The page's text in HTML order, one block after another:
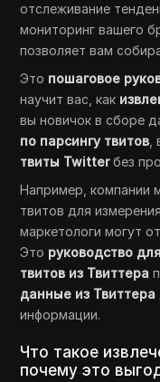
отслеживание
мониторинг вашего
позволяет вам
Это пошаговое
научит вас, как
вы новичок в сборе
по парсингу твитов
твиты Twitterбез
Например, компании
твитов для
маркетологи могут
Это руководство
твитов из Твиттера
данные из Твиттера
информации.
Что такое
почему это